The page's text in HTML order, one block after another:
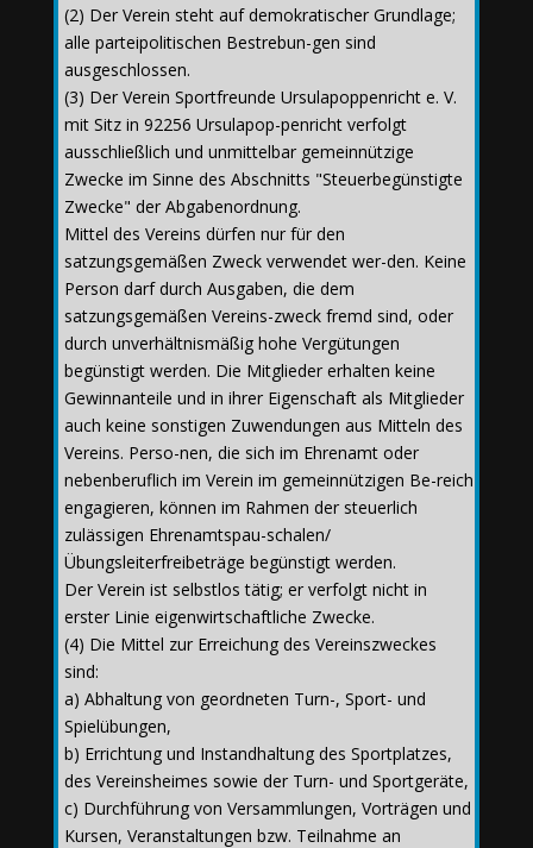
(2) Der Verein steht auf demokratischer Grundlage;
alle parteipolitischen Bestrebun-gen sind
ausgeschlossen.
(3) Der Verein Sportfreunde Ursulapoppenricht e. V.
mit Sitz in 92256 Ursulapop-penricht verfolgt
ausschließlich und unmittelbar gemeinnützige
Zwecke im Sinne des Abschnitts "Steuerbegünstigte
Zwecke" der Abgabenordnung.
Mittel des Vereins dürfen nur für den
satzungsgemäßen Zweck verwendet wer-den. Keine
Person darf durch Ausgaben, die dem
satzungsgemäßen Vereins-zweck fremd sind, oder
durch unverhältnismäßig hohe Vergütungen
begünstigt werden. Die Mitglieder erhalten keine
Gewinnanteile und in ihrer Eigenschaft als Mitglieder
auch keine sonstigen Zuwendungen aus Mitteln des
Vereins. Perso-nen, die sich im Ehrenamt oder
nebenberuflich im Verein im gemeinnützigen Be-reich
engagieren, können im Rahmen der steuerlich
zulässigen Ehrenamtspau-schalen/
Übungsleiterfreibeträge begünstigt werden.
Der Verein ist selbstlos tätig; er verfolgt nicht in
erster Linie eigenwirtschaftliche Zwecke.
(4) Die Mittel zur Erreichung des Vereinszweckes
sind:
a) Abhaltung von geordneten Turn-, Sport- und
Spielübungen,
b) Errichtung und Instandhaltung des Sportplatzes,
des Vereinsheimes sowie der Turn- und Sportgeräte,
c) Durchführung von Versammlungen, Vorträgen und
Kursen, Veranstaltungen bzw. Teilnahme an